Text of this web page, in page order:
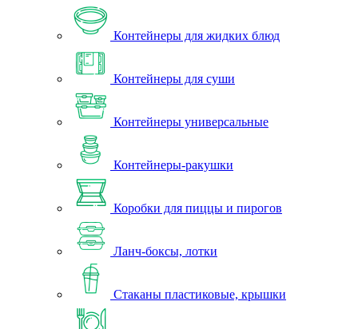
Контейнеры для жидких блюд
Контейнеры для суши
Контейнеры универсальные
Контейнеры-ракушки
Коробки для пиццы и пирогов
Ланч-боксы, лотки
Стаканы пластиковые, крышки